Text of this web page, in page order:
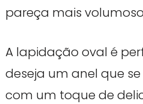
pareça mais
A lapidação oval é
deseja um anel que
com um toque de